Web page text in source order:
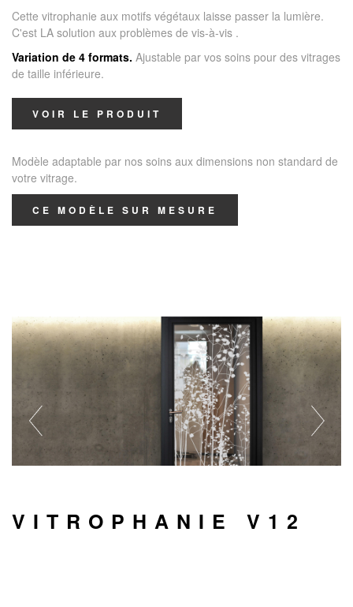
Cette vitrophanie aux motifs végétaux laisse passer la lumière.
C'est LA solution aux problèmes de vis-à-vis .
Variation de 4 formats. Ajustable par vos soins pour des vitrages
de taille inférieure.
VOIR LE PRODUIT
Modèle adaptable par nos soins aux dimensions non standard de
votre vitrage.
CE MODÈLE SUR MESURE
VITROPHANIE V12